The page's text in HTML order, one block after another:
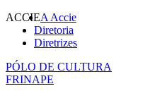
ACCIEA Accie
Diretoria
Diretrizes
PÓLO DE CULTURA
FRINAPE